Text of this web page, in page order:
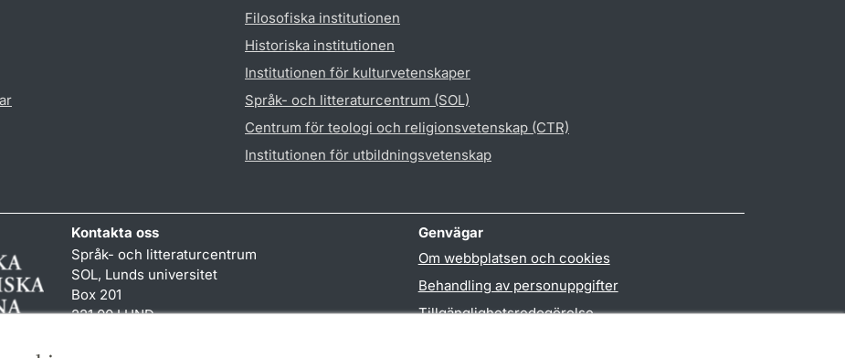
Filosofiska institutionen
Historiska institutionen
Institutionen för kulturvetenskaper
Språk- och litteraturcentrum (SOL)
Centrum för teologi och religionsvetenskap (CTR)
Institutionen för utbildningsvetenskap
Kontakta oss
Språk- och litteraturcentrum
SOL, Lunds universitet
Box 201
221 00 LUND
Genvägar
Om webbplatsen och cookies
Behandling av personuppgifter
Tillgänglighetsredogörelse